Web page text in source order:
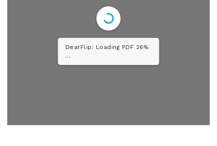
DearFlip: Loading PDF 52%
...